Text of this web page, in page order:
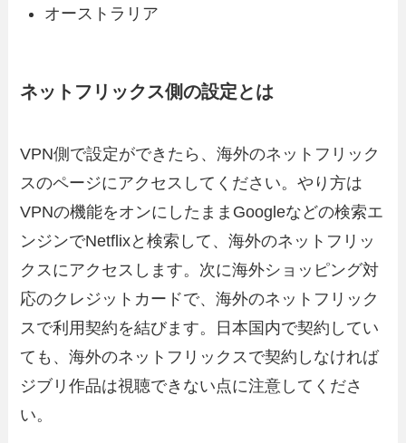
オーストラリア
ネットフリックス側の設定とは
VPN側で設定ができたら、海外のネットフリック
スのページにアクセスしてください。やり方は
VPNの機能をオンにしたままGoogleなどの検索エ
ンジンでNetflixと検索して、海外のネットフリッ
クスにアクセスします。次に海外ショッピング対
応のクレジットカードで、海外のネットフリック
スで利用契約を結びます。日本国内で契約してい
ても、海外のネットフリックスで契約しなければ
ジブリ作品は視聴できない点に注意してくださ
い。